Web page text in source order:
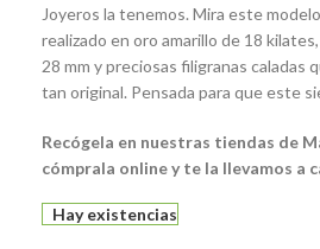
Joyeros la tenemos. Mira este
realizado en oro amarillo de 18
28 mm y preciosas filigranas caladas
tan original. Pensada para que este
Recógela en nuestras tiendas de
cómprala online y te la llevamos a
Hay existencias